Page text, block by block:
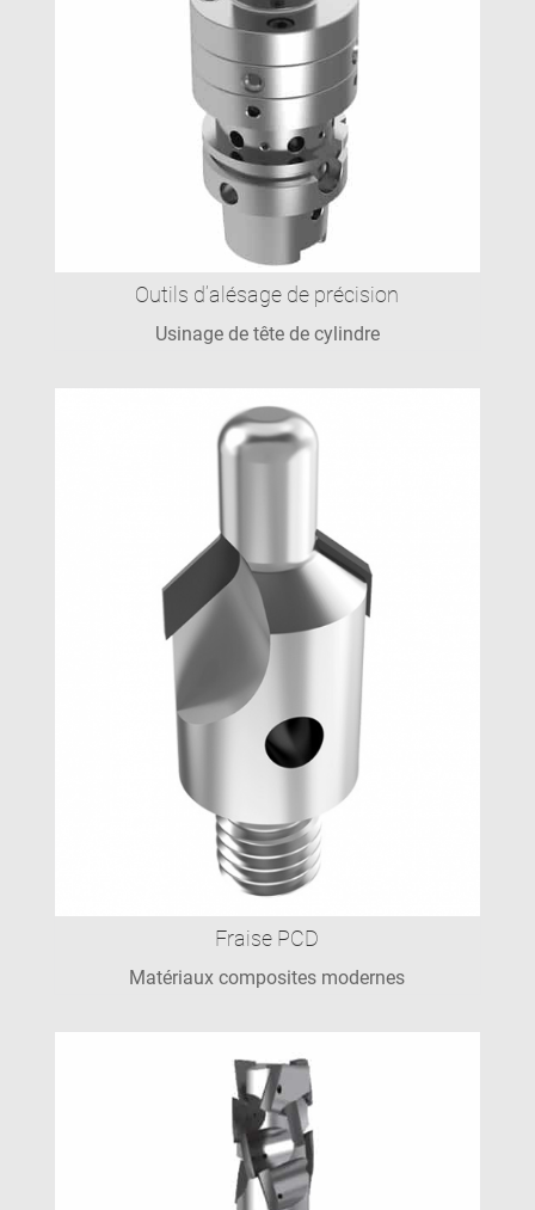
Outils d’alésage de précision
Usinage de tête de cylindre
Fraise PCD
Matériaux composites modernes